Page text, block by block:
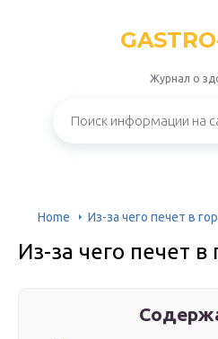
Журнал о
Home Из-за чего печет в
Из-за чего печет в